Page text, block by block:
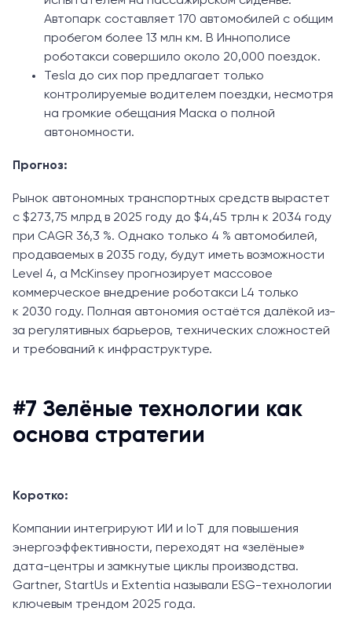
Автопарк составляет 170 автомобилей с общим
пробегом более 13 млн км. В Иннополисе
роботакси совершило около 20,000 поездок.
Tesla до сих пор предлагает только
контролируемые водителем поездки, несмотря
на громкие обещания Маска о полной
автономности.
Прогноз:
Рынок автономных транспортных средств вырастет
с $273,75 млрд в 2025 году до $4,45 трлн к 2034 году
при CAGR 36,3 %. Однако только 4 % автомобилей,
продаваемых в 2035 году, будут иметь возможности
Level 4, а McKinsey прогнозирует массовое
коммерческое внедрение роботакси L4 только
к 2030 году. Полная автономия остаётся далёкой из-
за регулятивных барьеров, технических сложностей
и требований к инфраструктуре.
#7 Зелёные технологии как
основа стратегии
Коротко:
Компании интегрируют ИИ и IoT для повышения
энергоэффективности, переходят на «зелёные»
дата-центры и замкнутые циклы производства.
Gartner, StartUs и Extentia называли ESG-технологии
ключевым трендом 2025 года.